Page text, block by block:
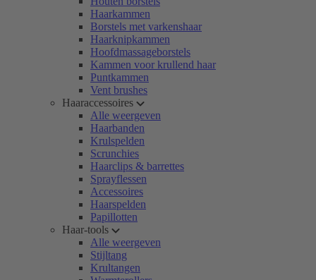
Haarkammen
Borstels met varkenshaar
Haarknipkammen
Hoofdmassageborstels
Kammen voor krullend haar
Puntkammen
Vent brushes
Haaraccessoires
Alle weergeven
Haarbanden
Krulspelden
Scrunchies
Haarclips & barrettes
Sprayflessen
Accessoires
Haarspelden
Papillotten
Haar-tools
Alle weergeven
Stijltang
Krultangen